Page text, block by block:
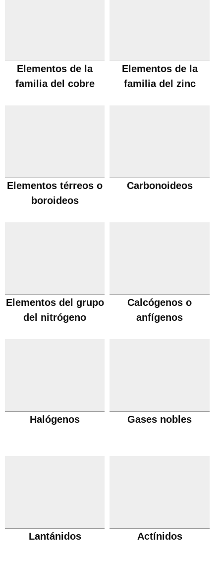
Elementos de la
familia del cobre
Elementos de la
familia del zinc
Elementos térreos o
boroideos
Carbonoideos
Elementos del grupo
del nitrógeno
Calcógenos o
anfígenos
Halógenos Gases nobles
Lantánidos Actínidos